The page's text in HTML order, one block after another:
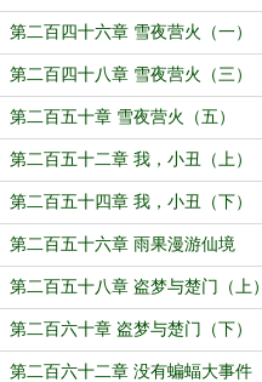
（中）
第二百四十六章 雪夜营火（一）
第二百四十八章 雪夜营火（三）
第二百五十章 雪夜营火（五）
第二百五十二章 我，小丑（上）
第二百五十四章 我，小丑（下）
第二百五十六章 雨果漫游仙境
（中）
第二百五十八章 盗梦与楚门（上）
第二百六十章 盗梦与楚门（下）
第二百六十二章 没有蝙蝠大事件